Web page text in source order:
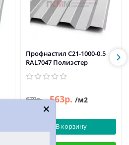
Профнастил C21-1000-0.5
RAL7047 Полиэстер
679р. 563р. /м2
В корзину